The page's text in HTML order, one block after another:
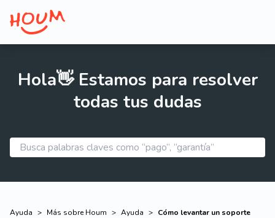
Hola👋 Estamos para resolver
todas tus dudas
Ayuda > Más sobre Houm > Ayuda > Cómo levantar un soporte